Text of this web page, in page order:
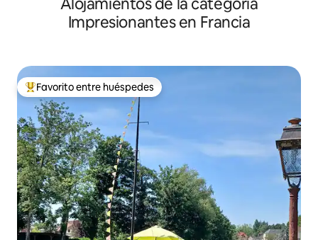
Impresionantes en Francia
Favorito entre huéspedes preferido
Favorito entre huéspedes